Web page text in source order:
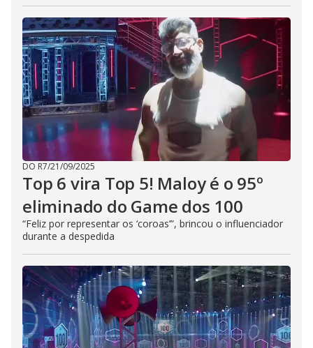
DO R7/21/09/2025
Top 6 vira Top 5! Maloy é o 95º
eliminado do Game dos 100
“Feliz por representar os ‘coroas’”, brincou o influenciador
durante a despedida